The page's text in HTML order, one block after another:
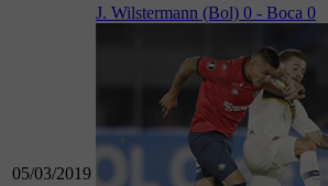
05/03/2019
J. Wilstermann (Bol) 0 - Boca 0